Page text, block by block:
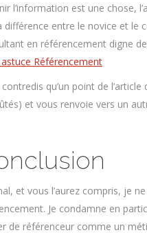
l’information est une chose,
différence entre le novice et le
en référencement digne
Référencement
contredis qu’un point de
et vous renvoie vers un
et vous l’aurez compris, je
Je condamne en
de référenceur comme un